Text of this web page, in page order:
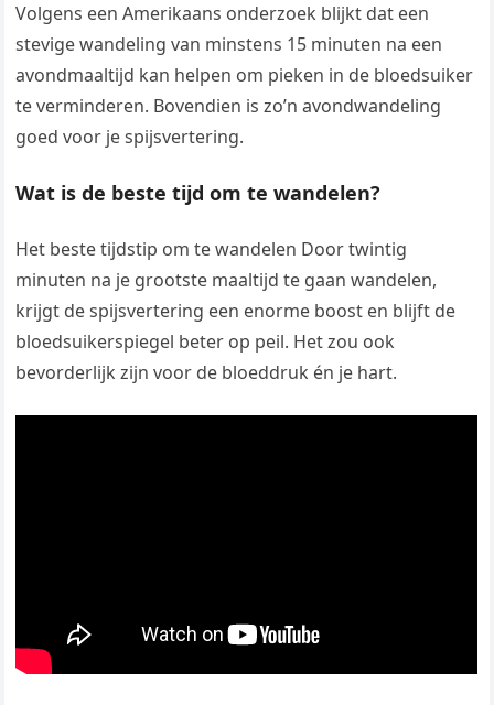
Volgens een Amerikaans onderzoek blijkt dat een
stevige wandeling van minstens 15 minuten na een
avondmaaltijd kan helpen om pieken in de bloedsuiker
te verminderen. Bovendien is zo’n avondwandeling
goed voor je spijsvertering.
Wat is de beste tijd om te wandelen?
Het beste tijdstip om te wandelen Door twintig
minuten na je grootste maaltijd te gaan wandelen,
krijgt de spijsvertering een enorme boost en blijft de
bloedsuikerspiegel beter op peil. Het zou ook
bevorderlijk zijn voor de bloeddruk én je hart.